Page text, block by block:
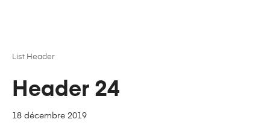
List Header
Header 24
18 décembre 2019